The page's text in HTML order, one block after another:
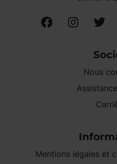
Nous
Mentions légales et